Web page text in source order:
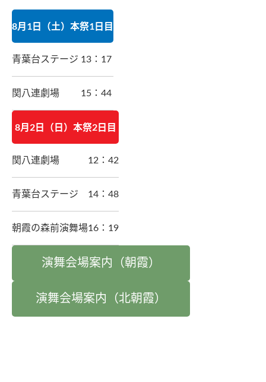
8月1日（土）本祭1日目
青葉台ステージ 13：17
関八連劇場 15：44
8月2日（日）本祭2日目
関八連劇場 12：42
青葉台ステージ 14：48
朝霞の森前演舞場16：19
演舞会場案内（朝霞）
演舞会場案内（北朝霞）